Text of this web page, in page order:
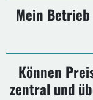
Mein
Können
zentral und